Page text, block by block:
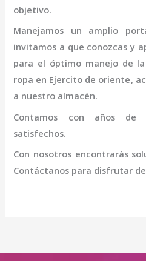
objetivo.
Manejamos un amplio
invitamos a que conozcas y
para el óptimo manejo de la
ropa en Ejercito de oriente,
a nuestro almacén.
Contamos con años de
satisfechos.
Con nosotros encontrarás
Contáctanos para disfrutar